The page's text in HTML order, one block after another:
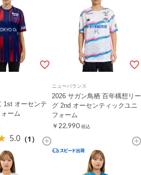
1st オーセンテ
ーム
5.0 （1）
ニューバランス
2026 サガン鳥栖 百年構想リー
グ 2nd オーセンティックユニ
フォーム
￥22,990 税込